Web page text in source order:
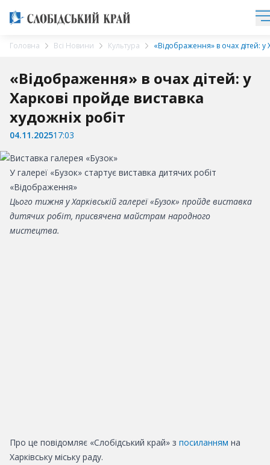
Головна Всі Новини Культура «Відображення» в очах дітей: у
«Відображення» в очах дітей: у
Харкові пройде виставка
художніх робіт
04.11.202517:03
У галереї «Бузок» стартує виставка дитячих робіт
«Відображення»
Цього тижня у Харківській галереї «Бузок» пройде виставка
дитячих робіт, присвячена майстрам народного
мистецтва.
Про це повідомляє «Слобідський край» з посиланням на
Харківську міську раду.